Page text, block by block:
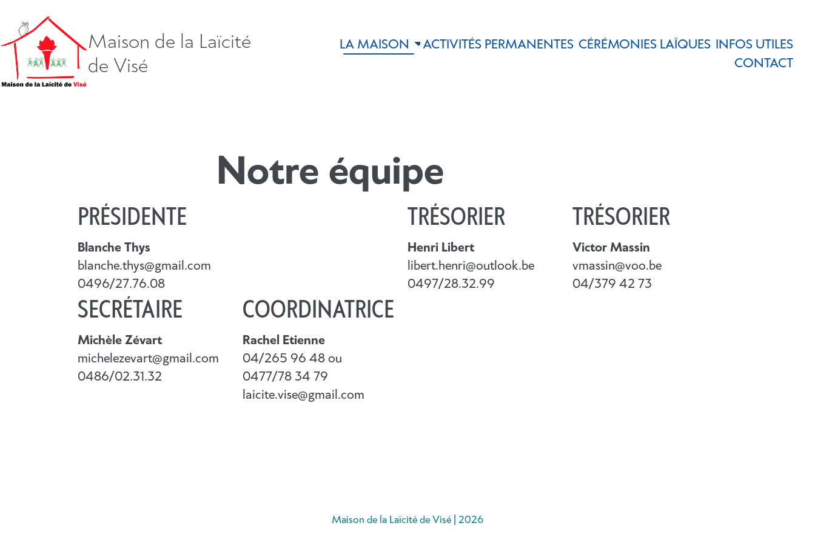
directement
le
contenu
Maison de la Laïcité
de Visé
LA MAISON ACTIVITÉS PERMANENTES CÉRÉMONIES LAÏQUES INFOS UTILES
CONTACT
Notre équipe
PRÉSIDENTE
Blanche Thys
blanche.thys@gmail.com
0496/27.76.08
TRÉSORIER
Henri Libert
libert.henri@outlook.be
0497/28.32.99
TRÉSORIER
Victor Massin
vmassin@voo.be
04/379 42 73
SECRÉTAIRE
Michèle Zévart
michelezevart@gmail.com
0486/02.31.32
COORDINATRICE
Rachel Etienne
04/265 96 48 ou
0477/78 34 79
laicite.vise@gmail.com
Maison de la Laïcité de Visé | 2026